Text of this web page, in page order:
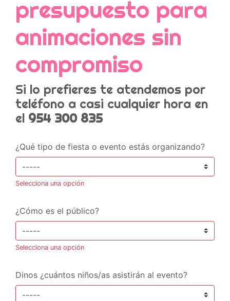
presupuesto para
animaciones sin
compromiso
Si lo prefieres te atendemos por
teléfono a casi cualquier hora en
el 954 300 835
¿Qué tipo de fiesta o evento estás organizando?
Selecciona una opción
¿Cómo es el público?
Selecciona una opción
Dinos ¿cuántos niños/as asistirán al evento?